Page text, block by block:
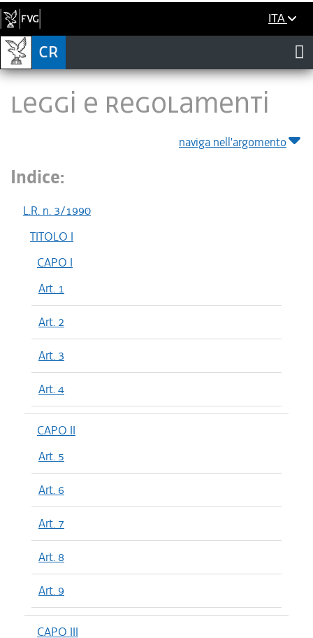
ITA
LEGGI E REGOLAMENTI
naviga nell'argomento
Indice:
L.R. n. 3/1990
TITOLO I
CAPO I
Art. 1
Art. 2
Art. 3
Art. 4
CAPO II
Art. 5
Art. 6
Art. 7
Art. 8
Art. 9
CAPO III